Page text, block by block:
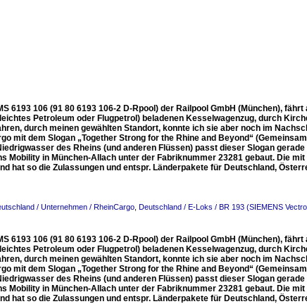
6193 106 (91 80 6193 106-2 D-Rpool) der Railpool GmbH (München),
Petroleum oder Flugpetrol) beladenen Kesselwagenzug, durch
durch meinen gewählten Standort, konnte ich sie aber noch im
mit dem Slogan „Together Strong for the Rhine and Beyond“
des Rheins (und anderen Flüssen) passt dieser Slogan
Mobility in München-Allach unter der Fabriknummer 23281 gebaut. Die
hat so die Zulassungen und entspr. Länderpakete für Deutschland,
/ Unternehmen / RheinCargo Deutschland / E-Loks / BR 193 (SIEMENS
6193 106 (91 80 6193 106-2 D-Rpool) der Railpool GmbH (München),
Petroleum oder Flugpetrol) beladenen Kesselwagenzug, durch
durch meinen gewählten Standort, konnte ich sie aber noch im
mit dem Slogan „Together Strong for the Rhine and Beyond“
des Rheins (und anderen Flüssen) passt dieser Slogan
Mobility in München-Allach unter der Fabriknummer 23281 gebaut. Die
hat so die Zulassungen und entspr. Länderpakete für Deutschland,